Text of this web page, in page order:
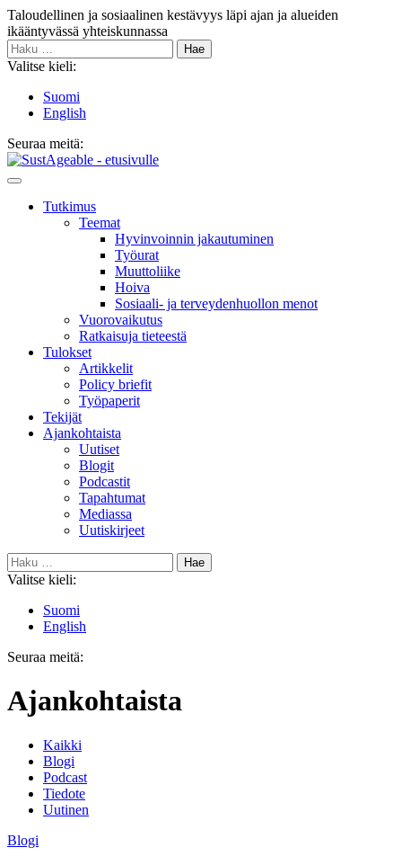
Siirry
sisältöön
Taloudellinen ja sosiaalinen kestävyys läpi ajan ja alueiden
ikääntyvässä yhteiskunnassa
Haku:
Valitse kieli:
Suomi
English
Seuraa meitä:
Bluesky
Main
Tutkimus
Teemat
Hyvinvoin­nin jakautuminen
Työurat
Muutto­liike
Hoiva
Sosiaali- ja terveyden­huollon menot
Vuorovaikutus
Ratkaisuja tieteestä
Tulokset
Artikkelit
Policy briefit
Työpaperit
Tekijät
Ajankohtaista
Uutiset
Blogit
Podcastit
Tapahtumat
Mediassa
Uutiskirjeet
Haku:
Valitse kieli:
Suomi
English
Seuraa meitä:
Ajankohtaista
Kaikki
Blogi
Podcast
Tiedote
Uutinen
Blogi